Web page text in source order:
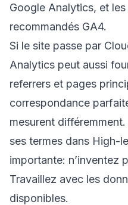
Google Analytics, et les
recommandés GA4.
Si le site passe par
Analytics peut aussi
referrers et pages
correspondance
mesurent
ses termes dans High-
importante: n’inventez
Travaillez avec les
disponibles.